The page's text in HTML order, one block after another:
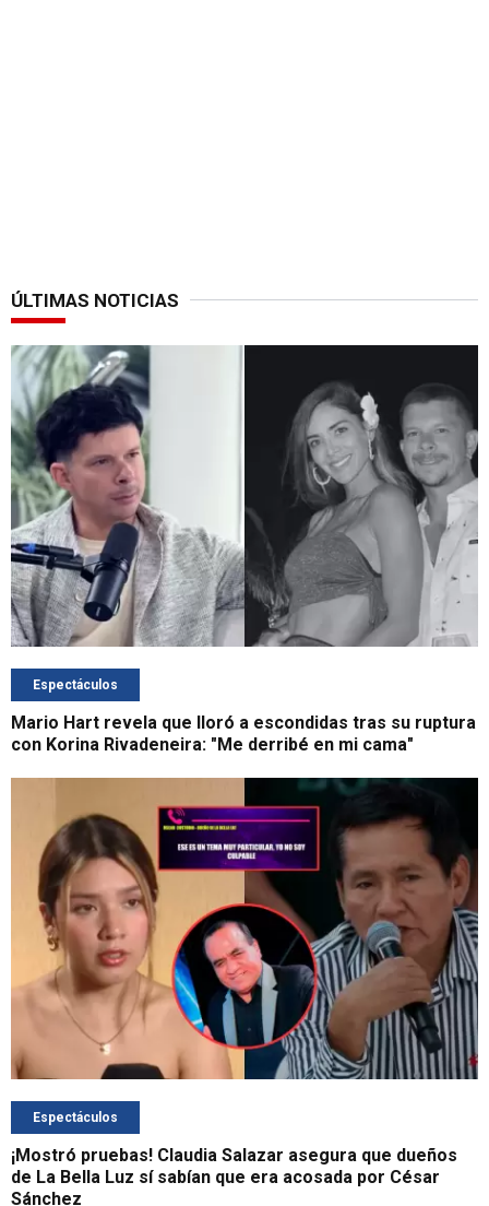
ÚLTIMAS NOTICIAS
Espectáculos
Mario Hart revela que lloró a escondidas tras su ruptura
con Korina Rivadeneira: "Me derribé en mi cama"
Espectáculos
¡Mostró pruebas! Claudia Salazar asegura que dueños
de La Bella Luz sí sabían que era acosada por César
Sánchez